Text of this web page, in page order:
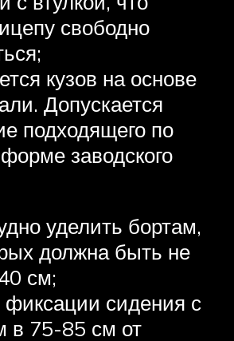
свободно
кузов на основе
Допускается
подходящего по
заводского
уделить бортам,
должна быть не
см;
сидения с
в 75-85 см от